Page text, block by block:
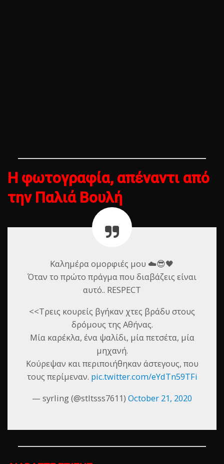
Η φωτογραφία, απέναντι από
την Παλιά Βουλή
Καλημέρα ομορφιές μου ☁️😎🖤
Όταν το πρώτο πράγμα που διαβάζεις είναι
αυτό.. RESPECT
<<Tρεις κουρείς βγήκαν χτες βράδυ στους
δρόμους της Αθήνας.
Μία καρέκλα, ένα ψαλίδι, μία πετσέτα, μία
μηχανή.
Κούρεψαν και περιποιήθηκαν άστεγους, που
τους περίμεναν. pic.twitter.com/eYdTn59TFi
— syrling (@stltsss7611) October 21, 2020